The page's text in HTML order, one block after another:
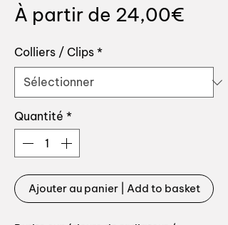
À partir de 24,00€
Colliers / Clips *
Quantité *
Ajouter au panier | Add to basket